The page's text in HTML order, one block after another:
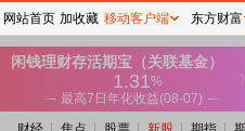
网站首页 加收藏 移动客户端 东方财富